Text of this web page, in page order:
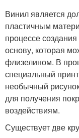
Винил является
пластичным
процессе
основу, которая
флизелином. В
специальный
необычный
для получения
воздействиям.
Существует две